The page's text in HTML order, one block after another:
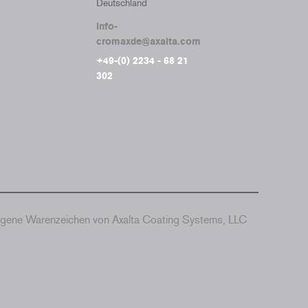
Deutschland
info-
cromaxde@axalta.com
+49-(0) 2234 - 68 21
302
Warenzeichen von Axalta Coating Systems, LLC